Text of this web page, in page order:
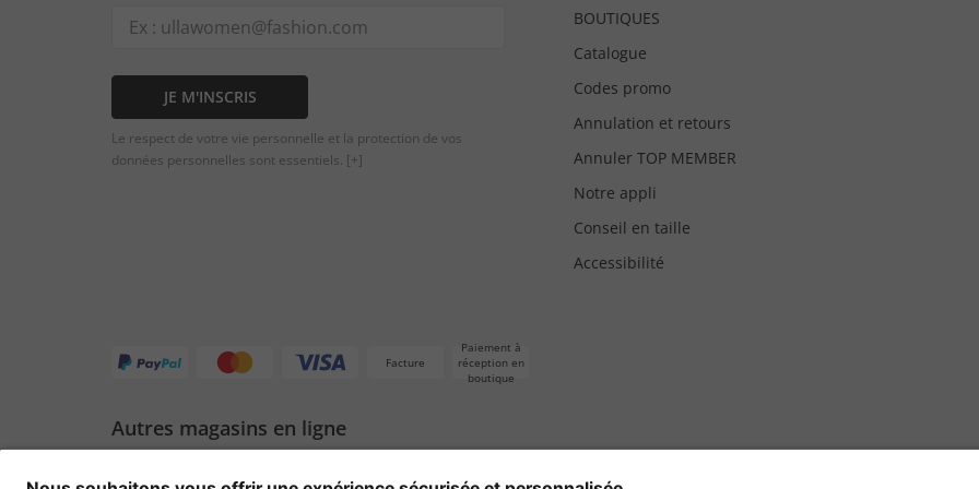
JE M'INSCRIS
Le respect de votre vie personnelle et la protection de vos
données personnelles sont essentiels. [+]
BOUTIQUES
Catalogue
Codes promo
Annulation et retours
Annuler TOP MEMBER
Notre appli
Conseil en taille
Accessibilité
Facture
Paiement à
réception en
boutique
Autres magasins en ligne